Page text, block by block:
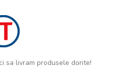
sa livram produsele dorite!